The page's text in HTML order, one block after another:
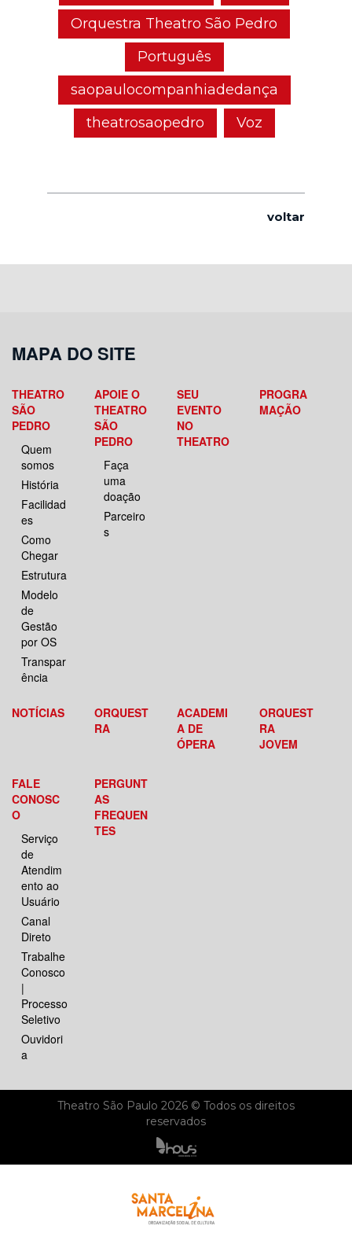
Orquestra Theatro São Pedro
Português
saopaulocompanhiadedança
theatrosaopedro
Voz
voltar
MAPA DO SITE
THEATRO
SÃO
PEDRO
Quem
somos
História
Facilidad
es
Como
Chegar
Estrutura
Modelo
de
Gestão
por OS
Transpar
ência
APOIE O
THEATRO
SÃO
PEDRO
Faça
uma
doação
Parceiro
s
SEU
EVENTO
NO
THEATRO
PROGRA
MAÇÃO
NOTÍCIAS
ORQUEST
RA
ACADEMI
A DE
ÓPERA
ORQUEST
RA
JOVEM
FALE
CONOSC
O
Serviço
de
Atendim
ento ao
Usuário
Canal
Direto
Trabalhe
Conosco
|
Processo
Seletivo
Ouvidori
a
PERGUNT
AS
FREQUEN
TES
Theatro São Paulo 2026 © Todos os direitos
reservados